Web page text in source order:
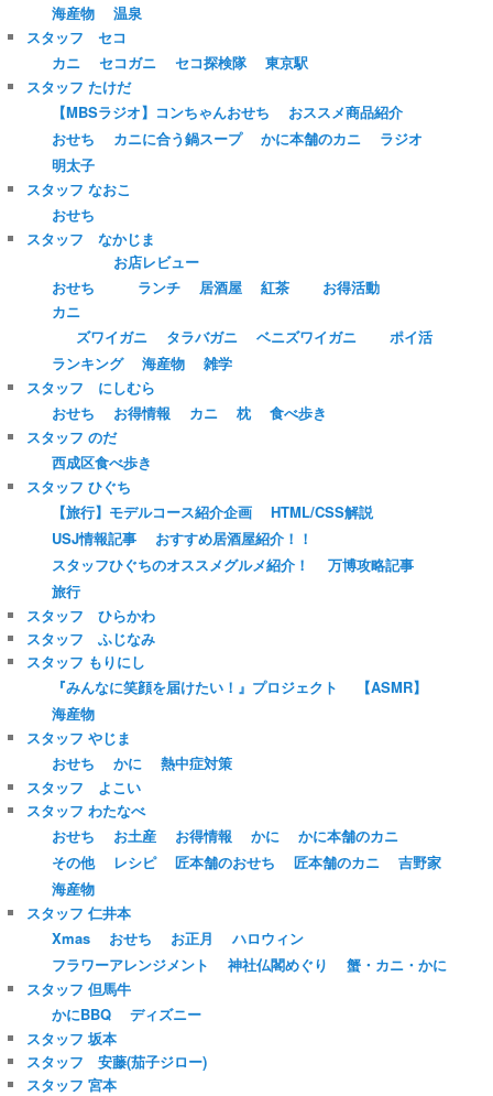
海産物
温泉
スタッフ セコ
カニ
セコガニ セコ探検隊
東京駅
スタッフ たけだ
【MBSラジオ】コンちゃんおせち
おススメ商品紹介
おせち
カニに合う鍋スープ かに本舗のカニ
ラジオ
明太子
スタッフ なおこ
おせち
スタッフ なかじま
おせち
お店レビュー
ランチ
居酒屋 紅茶
お得活動
カニ
ズワイガニ
タラバガニ ベニズワイガニ
ポイ活
ランキング
海産物
雑学
スタッフ にしむら
おせち
お得情報 カニ 枕
食べ歩き
スタッフ のだ
西成区食べ歩き
スタッフ ひぐち
【旅行】モデルコース紹介企画
HTML/CSS解説
USJ情報記事
おすすめ居酒屋紹介！！
スタッフひぐちのオススメグルメ紹介！
万博攻略記事
旅行
スタッフ ひらかわ
スタッフ ふじなみ
スタッフ もりにし
『みんなに笑顔を届けたい！』プロジェクト
【ASMR】
海産物
スタッフ やじま
おせち
かに
熱中症対策
スタッフ よこい
スタッフ わたなべ
おせち
お土産 お得情報 かに
かに本舗のカニ
その他
レシピ 匠本舗のおせち 匠本舗のカニ
吉野家
海産物
スタッフ 仁井本
Xmas
おせち お正月
ハロウィン
フラワーアレンジメント
神社仏閣めぐり
蟹・カニ・かに
スタッフ 但馬牛
かにBBQ
ディズニー
スタッフ 坂本
スタッフ 安藤(茄子ジロー)
スタッフ 宮本